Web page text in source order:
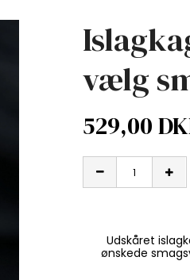
vælg
529,00
Udskåret
ønskede